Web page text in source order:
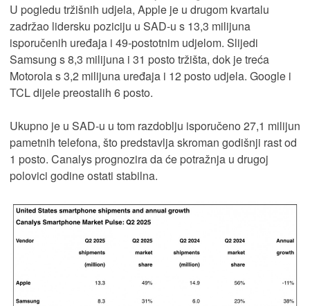
U pogledu tržišnih udjela, Apple je u drugom kvartalu
zadržao lidersku poziciju u SAD-u s 13,3 milijuna
isporučenih uređaja i 49-postotnim udjelom. Slijedi
Samsung s 8,3 milijuna i 31 posto tržišta, dok je treća
Motorola s 3,2 milijuna uređaja i 12 posto udjela. Google i
TCL dijele preostalih 6 posto.
Ukupno je u SAD-u u tom razdoblju isporučeno 27,1 milijun
pametnih telefona, što predstavlja skroman godišnji rast od
1 posto. Canalys prognozira da će potražnja u drugoj
polovici godine ostati stabilna.